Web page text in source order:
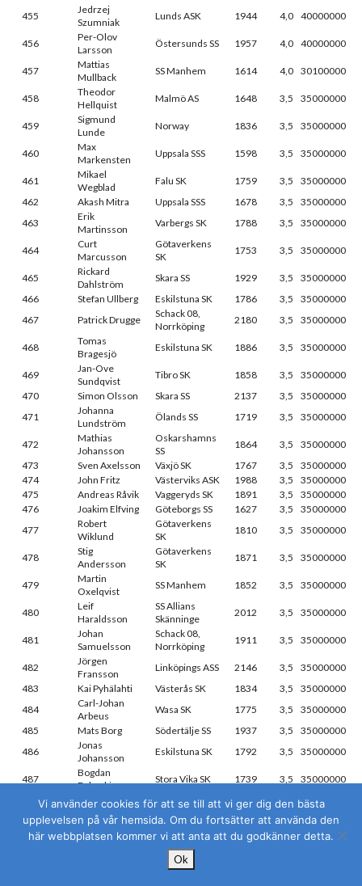
455
Jedrzej
Szumniak
Lunds ASK 1944 4,0 40000000
456
Per-Olov
Larsson
Östersunds SS 1957 4,0 40000000
457
Mattias
Mullback
SS Manhem 1614 4,0 30100000
458
Theodor
Hellquist
Malmö AS 1648 3,5 35000000
459
Sigmund
Lunde
Norway 1836 3,5 35000000
460
Max
Markensten
Uppsala SSS 1598 3,5 35000000
461
Mikael
Wegblad
Falu SK 1759 3,5
35000000
462
Akash Mitra Uppsala SSS 1678 3,5
35000000
463
Erik
Martinsson
Varbergs SK 1788 3,5 35000000
464
Curt
Marcusson
Götaverkens
SK
1753 3,5 35000000
465
Rickard
Dahlström
Skara SS 1929 3,5
35000000
466
Stefan Ullberg Eskilstuna SK 1786 3,5
35000000
467
Patrick Drugge
Schack 08,
Norrköping
2180 3,5 35000000
468
Tomas
Bragesjö
Eskilstuna SK 1886 3,5 35000000
469
Jan-Ove
Sundqvist
Tibro SK 1858 3,5
35000000
470
Simon Olsson Skara SS 2137 3,5
35000000
471
Johanna
Lundström
Ölands SS 1719 3,5 35000000
472
Mathias
Johansson
Oskarshamns
SS
1864 3,5
35000000
473
Sven Axelsson Växjö SK 1767 3,5
35000000
474
John Fritz Västerviks ASK 1988 3,5
35000000
475
Andreas Råvik Vaggeryds SK 1891 3,5
35000000
476
Joakim Elfving Göteborgs SS 1627 3,5
35000000
477
Robert
Wiklund
Götaverkens
SK
1810 3,5 35000000
478
Stig
Andersson
Götaverkens
SK
1871 3,5 35000000
479
Martin
Oxelqvist
SS Manhem 1852 3,5 35000000
480
Leif
Haraldsson
SS Allians
Skänninge
2012 3,5 35000000
481
Johan
Samuelsson
Schack 08,
Norrköping
1911 3,5 35000000
482
Jörgen
Fransson
Linköpings ASS 2146 3,5
35000000
483
Kai Pyhälahti Västerås SK 1834 3,5
35000000
484
Carl-Johan
Arbeus
Wasa SK 1775 3,5
35000000
485
Mats Borg Södertälje SS 1937 3,5
35000000
486
Jonas
Johansson
Eskilstuna SK 1792 3,5 35000000
487
Bogdan
Babecki
Stora Vika SK 1739 3,5 35000000
Pontus
Echardt
SK Rockaden
Sthlm
1755 3,5 35000000
489
Peter
Mozelius
Kungstornet 1816 3,5 35000000
Stockholms SS
Vi använder cookies för att se till att vi ger dig den bästa
upplevelsen på vår hemsida. Om du fortsätter att använda den
här webbplatsen kommer vi att anta att du godkänner detta.
Ok